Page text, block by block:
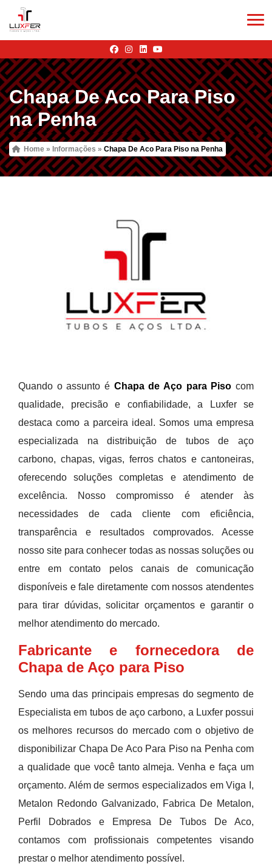
Chapa De Aco Para Piso
na Penha
Home » Informações » Chapa De Aco Para Piso na Penha
Quando o assunto é Chapa de Aço para Piso com
qualidade, precisão e confiabilidade, a Luxfer se
destaca como a parceira ideal. Somos uma empresa
especializada na distribuição de tubos de aço
carbono, chapas, vigas, ferros chatos e cantoneiras,
oferecendo soluções completas e atendimento de
excelência. Nosso compromisso é atender às
necessidades de cada cliente com eficiência,
transparência e resultados comprovados. Acesse
nosso site para conhecer todas as nossas soluções ou
entre em contato pelos canais de comunicação
disponíveis e fale diretamente com nossos atendentes
para tirar dúvidas, solicitar orçamentos e garantir o
melhor atendimento do mercado.
Fabricante e fornecedora de
Chapa de Aço para Piso
Sendo uma das principais empresas do segmento de
Especialista em tubos de aço carbono, a Luxfer possui
os melhores recursos do mercado com o objetivo de
disponibilizar Chapa De Aco Para Piso na Penha com
a qualidade que você tanto almeja. Venha e faça um
orçamento. Além de sermos especializados em Viga I,
Metalon Redondo Galvanizado, Fabrica De Metalon,
Perfil Dobrados e Empresa De Tubos De Aco,
contamos com profissionais competentes visando
prestar o melhor atendimento possível.